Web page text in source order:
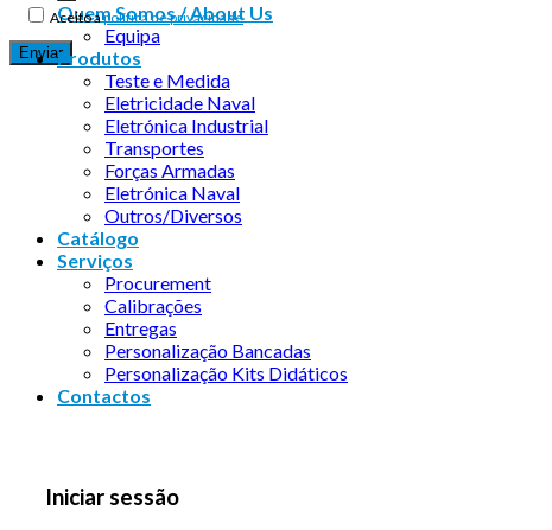
Aceito apolítica de privacidade
Quem Somos / About Us
Equipa
Produtos
Teste e Medida
Eletricidade Naval
Eletrónica Industrial
Transportes
Forças Armadas
Eletrónica Naval
Outros/Diversos
Catálogo
Serviços
Procurement
Calibrações
Entregas
Personalização Bancadas
Personalização Kits Didáticos
Contactos
Iniciar sessão